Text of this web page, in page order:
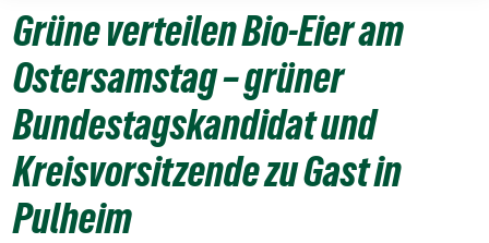
Grüne verteilen Bio-Eier am
Ostersamstag – grüner
Bundestagskandidat und
Kreisvorsitzende zu Gast in
Pulheim